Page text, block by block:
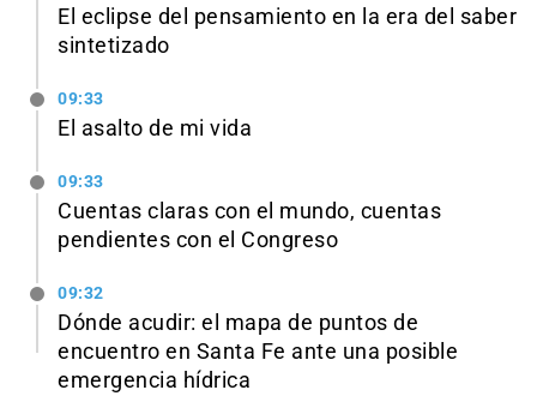
El eclipse del pensamiento en la era del saber
sintetizado
09:33
El asalto de mi vida
09:33
Cuentas claras con el mundo, cuentas
pendientes con el Congreso
09:32
Dónde acudir: el mapa de puntos de
encuentro en Santa Fe ante una posible
emergencia hídrica